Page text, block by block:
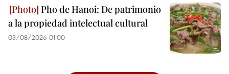
Pho de Hanoi: De patrimonio
a la propiedad intelectual cultural
03/08/2026 01:00